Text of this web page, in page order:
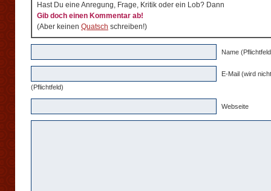
Hast Du eine Anregung, Frage, Kritik oder ein Lob? Dann
Gib doch einen Kommentar ab!
(Aber keinen Quatsch schreiben!)
Name
E-Mail (wird
(Pflichtfeld)
Webseite